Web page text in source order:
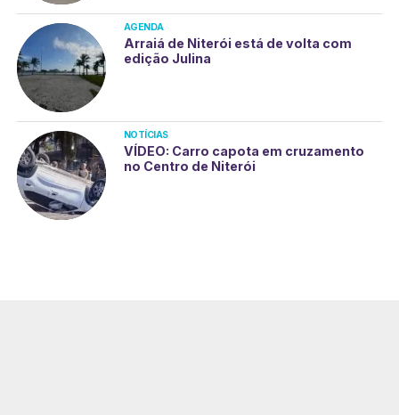
AGENDA
Arraiá de Niterói está de volta com
edição Julina
NOTÍCIAS
VÍDEO: Carro capota em cruzamento
no Centro de Niterói